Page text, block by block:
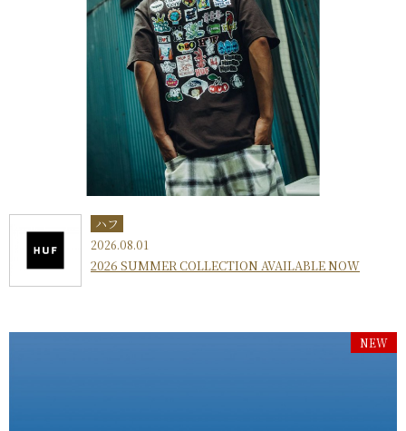
ハフ
2026.08.01
2026 SUMMER COLLECTION AVAILABLE NOW
NEW